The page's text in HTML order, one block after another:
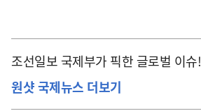
조선일보 국제부가 픽한 글로벌 이슈!
원샷 국제뉴스 더보기